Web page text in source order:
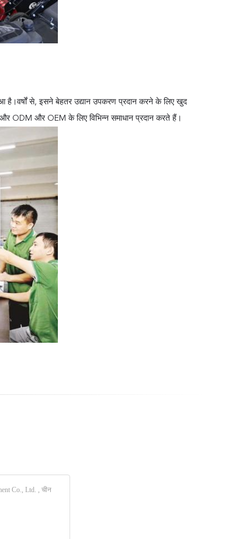
है।वर्षों से, इसने बेहतर उद्यान उपकरण प्रदान करने के लिए खुद
ODM और OEM के लिए विभिन्न समाधान प्रदान करते हैं।